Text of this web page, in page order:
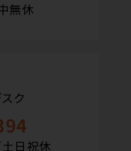
無休
ク
日祝休